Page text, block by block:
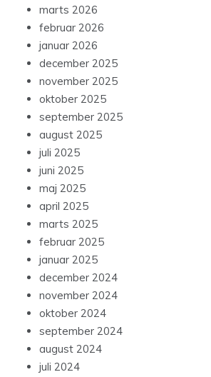
marts 2026
februar 2026
januar 2026
december 2025
november 2025
oktober 2025
september 2025
august 2025
juli 2025
juni 2025
maj 2025
april 2025
marts 2025
februar 2025
januar 2025
december 2024
november 2024
oktober 2024
september 2024
august 2024
juli 2024